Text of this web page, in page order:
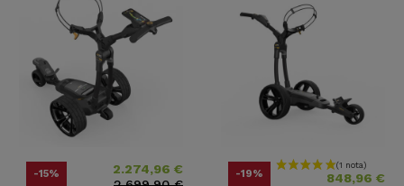
-15% Precio2.274,96 €
Precio base -19% Precio 848,96 €
Precio base